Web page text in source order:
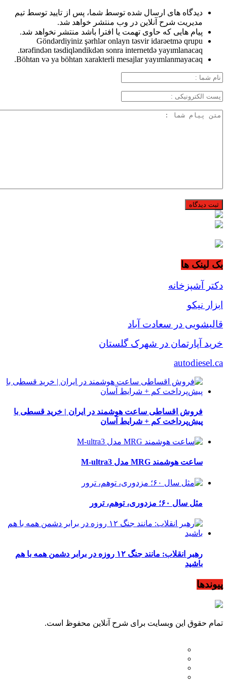
دیدگاه های ارسال شده توسط شما، پس از تایید توسط تیم
مدیریت شرح آنلاین در وب منتشر خواهد شد.
پیام هایی که حاوی تهمت یا افترا باشد منتشر نخواهد شد.
Göndərdiyiniz şərhlər onlayn təsvir idarəetmə qrupu
tərəfindən təsdiqləndikdən sonra internetdə yayımlanacaq.
Böhtan və ya böhtan xarakterli mesajlar yayımlanmayacaq.
بک لینک ها
دکتر آشپزخانه
ابزار نیکو
قالیشویی در سعادت آباد
خرید آپارتمان در شهرک گلستان
autodiesel.ca
فروش اقساطی ساعت هوشمند در ایران | خرید قسطی با
پیش‌پرداخت کم + شرایط آسان
ساعت هوشمند MRG مدل M-ultra3
مثل سال ۶۰؛ مزدوری، توهم، ترور
رهبر انقلاب: مانند جنگ ۱۲ روزه در برابر دشمن همه با هم
باشید
پیوندها
تمام حقوق این وبسایت برای شرح آنلاین محفوظ است.